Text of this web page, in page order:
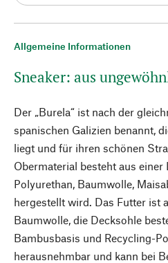
Allgemeine Informationen
Sneaker: aus
Der „Burela“ ist nach der
spanischen Galizien benannt,
liegt und für ihren schönen
Obermaterial besteht aus einer
Polyurethan, Baumwolle,
hergestellt wird. Das Futter ist
Baumwolle, die Decksohle
Bambusbasis und Recycling-
herausnehmbar und kann bei